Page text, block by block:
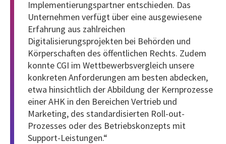
Implementierungspartner entschieden. Das
Unternehmen verfügt über eine ausgewiesene
Erfahrung aus zahlreichen
Digitalisierungsprojekten bei Behörden und
Körperschaften des öffentlichen Rechts. Zudem
konnte CGI im Wettbewerbsvergleich unsere
konkreten Anforderungen am besten abdecken,
etwa hinsichtlich der Abbildung der Kernprozesse
einer AHK in den Bereichen Vertrieb und
Marketing, des standardisierten Roll-out-
Prozesses oder des Betriebskonzepts mit
Support-Leistungen.“